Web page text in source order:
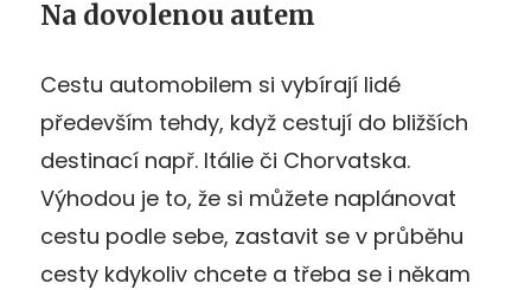
Na dovolenou autem
Cestu automobilem si vybírají lidé
především tehdy, když cestují do bližších
destinací např. Itálie či Chorvatska.
Výhodou je to, že si můžete naplánovat
cestu podle sebe, zastavit se v průběhu
cesty kdykoliv chcete a třeba se i někam